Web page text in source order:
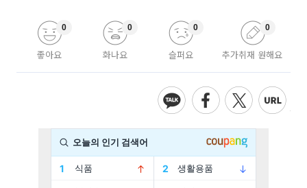
좋아요
0
화나요
0
슬퍼요
0
추가취재 원해요
0